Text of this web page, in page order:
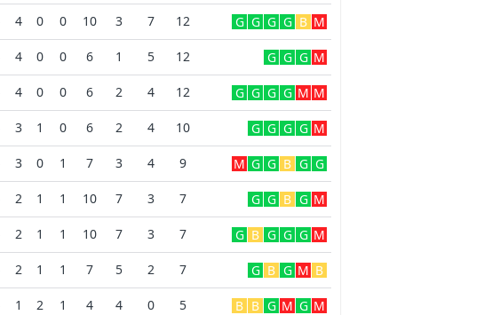
4 0 0 10 3 7 12 G G G G B M
4 0 0 6 1 5 12 G G G M
4 0 0 6 2 4 12 G G G G M M
3 1 0 6 2 4 10 G G G G M
3 0 1 7 3 4 9 M G G B G G
2 1 1 10 7 3 7 G G B G M
2 1 1 10 7 3 7 G B G G G M
2 1 1 7 5 2 7 G B G M B
1 2 1 4 4 0 5 B B G M G M